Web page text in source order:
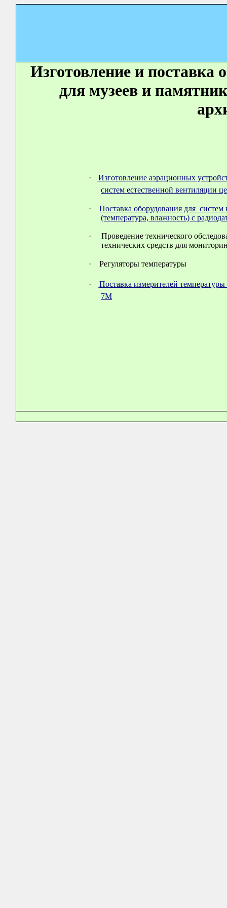
Изготовление и поставка
для музеев и
·
Изготовление аэрационных
систем естественной вентиляции
·
Поставка оборудования для
(температура, влажность) с
·
Проведение технического
технических средств для
· Регуляторы температуры
·
Поставка измерителей
7М